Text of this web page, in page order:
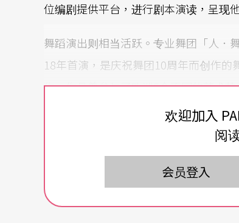
位编剧提供平台，进行剧本演读，呈现
舞蹈演出则相当活跃。专业舞团「人．
18年首演，是庆祝舞团10周年而创作
作，作品曾参与了欧洲5个不同的艺术
有新舞者的加入，舞者们都受过「人．
「空」身体训练如何在舞者身上「发酵
长」。今年，《看》在新加坡演出后，
马来西亚白沙罗表演艺术中心演出。
独立现代舞组织「Sigma现代舞团」则
欢迎加入
阅
会员登入